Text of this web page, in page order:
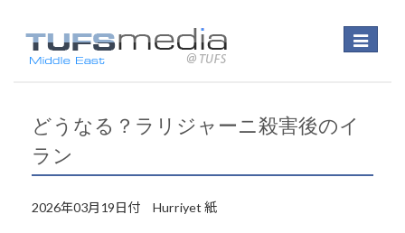
Toggle
どうなる？ラリジャーニ殺害後のイ
ラン
2026年03月19日付 Hurriyet 紙